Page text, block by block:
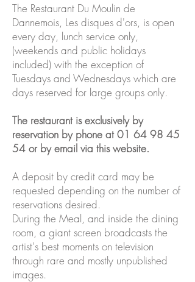
The Restaurant Du Moulin de
Dannemois, Les disques d'ors, is open
every day, lunch service only,
(weekends and public holidays
included) with the exception of
Tuesdays and Wednesdays which are
days reserved for large groups only.
The restaurant is exclusively by
reservation by phone at01 64 98 45
54 or by email via this website.
A deposit by credit card may be
requested depending on the number of
reservations desired.
During the Meal, and inside the dining
room, a giant screen broadcasts the
artist's best moments on television
through rare and mostly unpublished
images.